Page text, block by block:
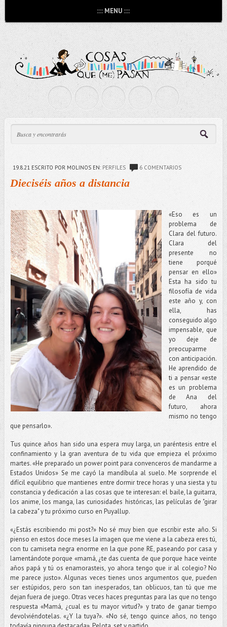
:::: MENU ::::
19.8.21 ESCRITO POR MOLINOS EN: PERFILES 6 COMENTARIOS
Dieciséis años a distancia
«Eso es un
problema de
Clara del futuro.
Clara del
presente no
tiene porqué
pensar en ello»
Esta ha sido tu
filosofía de vida
este año y, con
ella, has
conseguido algo
impensable, que
yo deje de
preocuparme
con anticipación.
He aprendido de
ti a pensar «este
es un problema
de Ana del
futuro, ahora
mismo no tengo
que pensarlo».
Tus quince años han sido una espera muy larga, un paréntesis entre el
confinamiento y la gran aventura de tu vida que empieza el próximo
martes. «He preparado un power point para convenceros de mandarme a
Estados Unidos» Se me cayó la mandíbula al suelo. Me sorprende el
difícil equilibrio que mantienes entre dormir trece horas y una siesta y tu
constancia y dedicación a las cosas que te interesan: el baile, la guitarra,
los anime, los manga, las curiosidades históricas, las películas de "girar
la cabeza" y tu próximo curso en Puyallup.
«¿Estás escribiendo mi post?» No sé muy bien que escribir este año. Si
pienso en estos doce meses la imagen que me viene a la cabeza eres tú,
con tu camiseta negra enorme en la que pone RE, paseando por casa y
lamentándote porque «mamá, ¿te das cuenta de que porque hace veinte
años papá y tú os enamorasteis, yo ahora tengo que ir al colegio? No
me parece justo». Algunas veces tienes unos argumentos que, pueden
ser estúpidos, pero son tan inesperados, tan oblicuos, tan tú que me
dejan fuera de juego. Otras veces haces preguntas para las que no tengo
respuesta «Mamá, ¿cual es tu mayor virtud?» y trato de ganar tiempo
devolviéndotelas. «¿Y la tuya?». «No sé, tengo quince años, no tengo